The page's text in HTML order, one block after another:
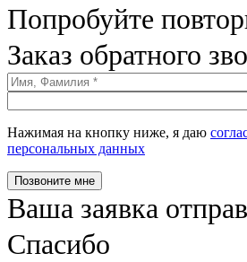
Попробуйте
Заказ обратного
Нажимая на кнопку ниже, я даю
персональных данных
Позвоните мне
Ваша заявка
Спасибо